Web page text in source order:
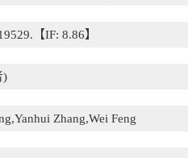
【IF: 8.86】
)
Zhang,Wei Feng